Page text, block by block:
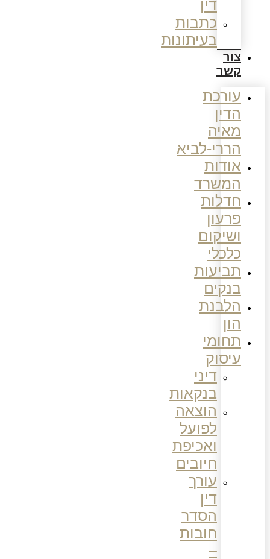
דין
כתבות
בעיתונות
צור
קשר
עורכת
הדין
מאיה
הררי-לביא
אודות
המשרד
חדלות
פרעון
ושיקום
כלכלי
תביעות
בנקים
הלבנת
הון
תחומי
עיסוק
דיני
בנקאות
הוצאה
לפועל
ואכיפת
חיובים
עורך
דין
הסדר
חובות